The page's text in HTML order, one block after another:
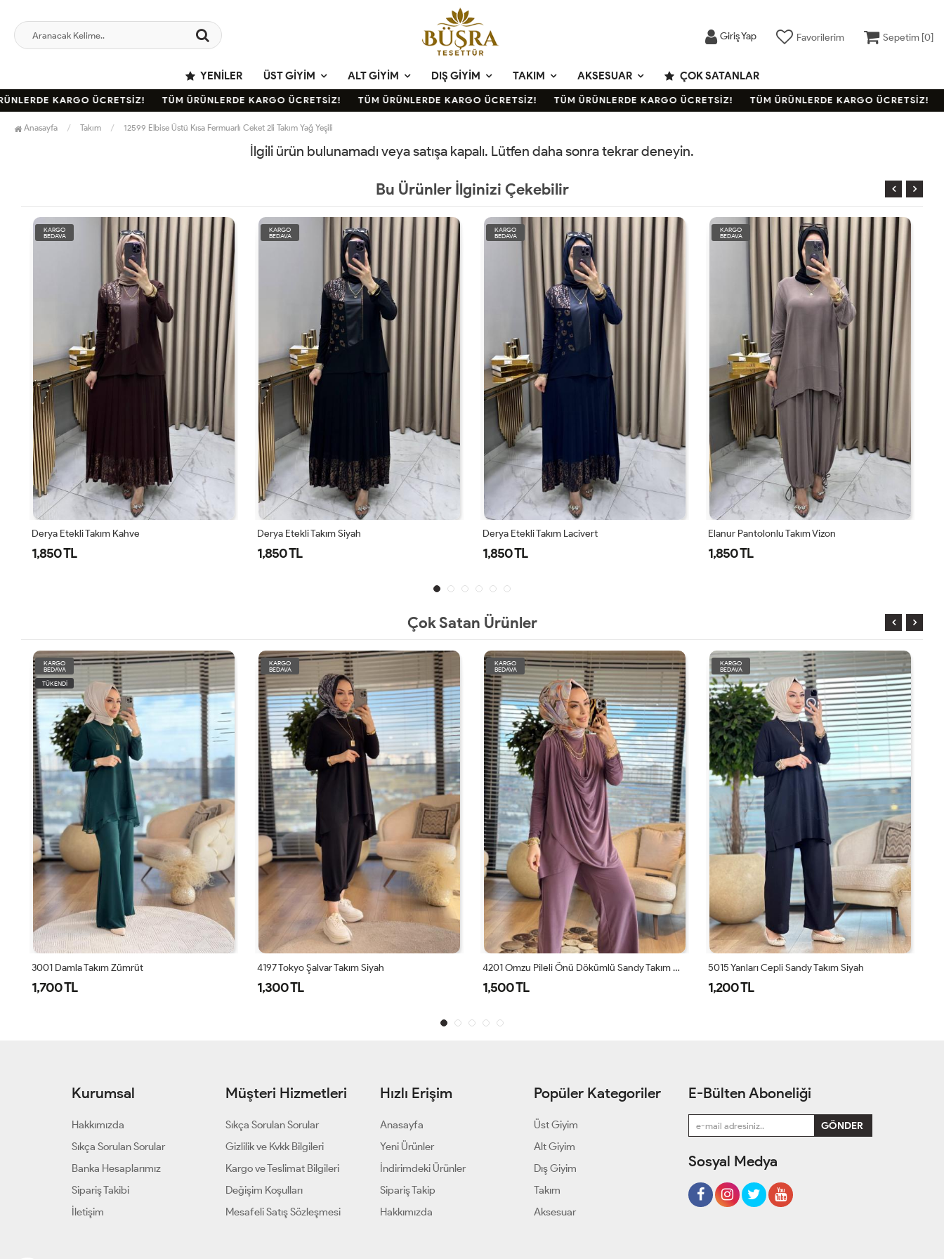
Giriş Yap Favorilerim Sepetim [0]
YENILER ÜST GIYIM ALT GIYIM DIŞ GIYIM TAKIM AKSESUAR ÇOK SATANLAR
KARGO ÜCRETSİZ! TÜM ÜRÜNLERDE KARGO ÜCRETSİZ! TÜM ÜRÜNLERDE KARGO ÜCRETSİZ! TÜM ÜRÜNLERDE KARGO ÜCRETSİZ! TÜM ÜRÜNLERDE KARGO ÜCRETSİZ!
Anasayfa Takım 12599 Elbise Üstü Kısa Fermuarlı Ceket 2li Takım Yağ Yeşili
İlgili ürün bulunamadı veya satışa kapalı. Lütfen daha sonra tekrar deneyin.
Bu Ürünler İlginizi Çekebilir
KARGO
BEDAVA
Derya Etekli Takım Kahve
1,850 TL
KARGO
BEDAVA
Derya Etekli Takım Siyah
1,850 TL
KARGO
BEDAVA
Derya Etekli Takım Lacivert
1,850 TL
KARGO
BEDAVA
Elanur Pantolonlu Takım Vizon
1,850 TL
Çok Satan Ürünler
KARGO
BEDAVA
TÜKENDİ
3001 Damla Takım Zümrüt
1,700 TL
KARGO
BEDAVA
4197 Tokyo Şalvar Takım Siyah
1,300 TL
KARGO
BEDAVA
4201 Omzu Pileli Önü Dökümlü Sandy Takım Gül
1,500 TL
KARGO
BEDAVA
5015 Yanları Cepli Sandy Takım Siyah
1,200 TL
Kurumsal
Hakkımızda
Sıkça Sorulan Sorular
Banka Hesaplarımız
Sipariş Takibi
İletişim
Müşteri Hizmetleri
Sıkça Sorulan Sorular
Gizlilik ve Kvkk Bilgileri
Kargo ve Teslimat Bilgileri
Değişim Koşulları
Mesafeli Satış Sözleşmesi
Hızlı Erişim
Anasayfa
Yeni Ürünler
İndirimdeki Ürünler
Sipariş Takip
Hakkımızda
Popüler Kategoriler
Üst Giyim
Alt Giyim
Dış Giyim
Takım
Aksesuar
E-Bülten Aboneliği
Sosyal Medya